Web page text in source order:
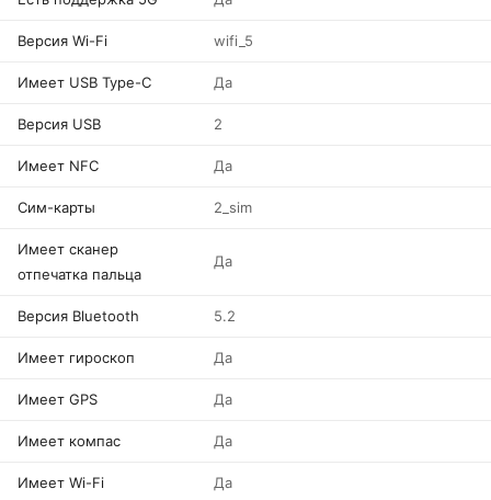
Версия Wi-Fi wifi_5
Имеет USB Type-C Да
Версия USB 2
Имеет NFC Да
Сим-карты 2_sim
Имеет сканер
отпечатка пальца
Да
Версия Bluetooth 5.2
Имеет гироскоп Да
Имеет GPS Да
Имеет компас Да
Имеет Wi-Fi Да